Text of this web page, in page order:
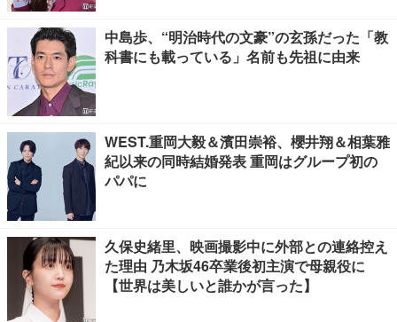
中島歩、“明治時代の文豪”の玄孫だった「教
科書にも載っている」名前も先祖に由来
WEST.重岡大毅＆濱田崇裕、櫻井翔＆相葉雅
紀以来の同時結婚発表 重岡はグループ初の
パパに
久保史緒里、映画撮影中に外部との連絡控え
た理由 乃木坂46卒業後初主演で母親役に
【世界は美しいと誰かが言った】